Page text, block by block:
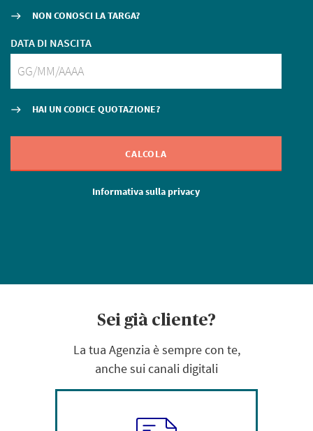
east NON CONOSCI LA TARGA?
DATA DI NASCITA
east HAI UN CODICE QUOTAZIONE?
CALCOLA
Informativa sulla privacy
Sei già cliente?
La tua Agenzia è sempre con te,
anche sui canali digitali